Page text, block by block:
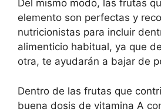
Del mismo modo, las frutas
elemento son perfectas y
nutricionistas para incluir
alimenticio habitual, ya que
otra, te ayudarán a bajar de
Dentro de las frutas que
buena dosis de vitamina A